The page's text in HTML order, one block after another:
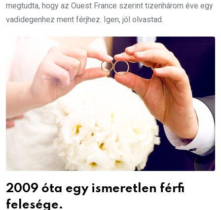
megtudta, hogy az Ouest France szerint tizenhárom éve egy
vadidegenhez ment férjhez. Igen, jól olvastad.
2009 óta egy ismeretlen férfi
felesége.